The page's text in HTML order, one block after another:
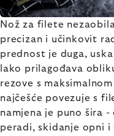
Nož za filete
precizan i učinkovit
prednost je duga,
lako prilagođava
rezove s
najčešće povezuje s
namjena je puno šira
peradi, skidanje opni